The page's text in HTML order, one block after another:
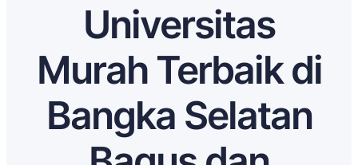
Universitas
Murah Terbaik di
Bangka Selatan